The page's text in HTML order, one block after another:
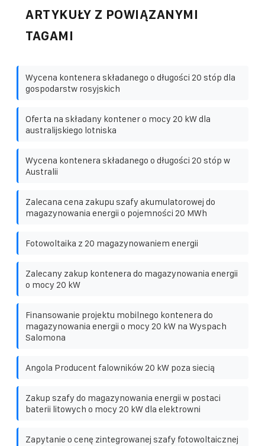
ARTYKUŁY Z POWIĄZANYMI
TAGAMI
Wycena kontenera składanego o długości 20 stóp dla
gospodarstw rosyjskich
Oferta na składany kontener o mocy 20 kW dla
australijskiego lotniska
Wycena kontenera składanego o długości 20 stóp w
Australii
Zalecana cena zakupu szafy akumulatorowej do
magazynowania energii o pojemności 20 MWh
Fotowoltaika z 20 magazynowaniem energii
Zalecany zakup kontenera do magazynowania energii
o mocy 20 kW
Finansowanie projektu mobilnego kontenera do
magazynowania energii o mocy 20 kW na Wyspach
Salomona
Angola Producent falowników 20 kW poza siecią
Zakup szafy do magazynowania energii w postaci
baterii litowych o mocy 20 kW dla elektrowni
Zapytanie o cenę zintegrowanej szafy fotowoltaicznej